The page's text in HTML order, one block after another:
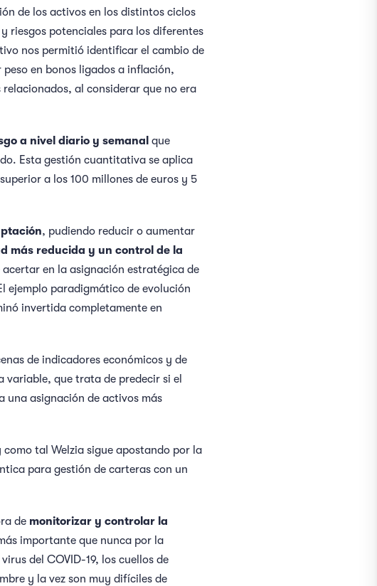
de los activos en los distintos ciclos
riesgos potenciales para los diferentes
nos permitió identificar el cambio de
en bonos ligados a inflación,
al considerar que no era
a nivel diario y semanal que
Esta gestión cuantitativa se aplica
a los 100 millones de euros y 5
, pudiendo reducir o aumentar
más reducida y un control de la
en la asignación estratégica de
ejemplo paradigmático de evolución
invertida completamente en
de indicadores económicos y de
variable, que trata de predecir si el
una asignación de activos más
como tal Welzia sigue apostando por la
para gestión de carteras con un
de monitorizar y controlar la
importante que nunca por la
del COVID-19, los cuellos de
y la vez son muy difíciles de